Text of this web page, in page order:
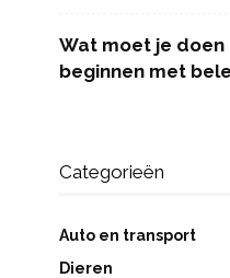
Wat moet je doen
beginnen met
Categorieën
Auto en transport
Dieren